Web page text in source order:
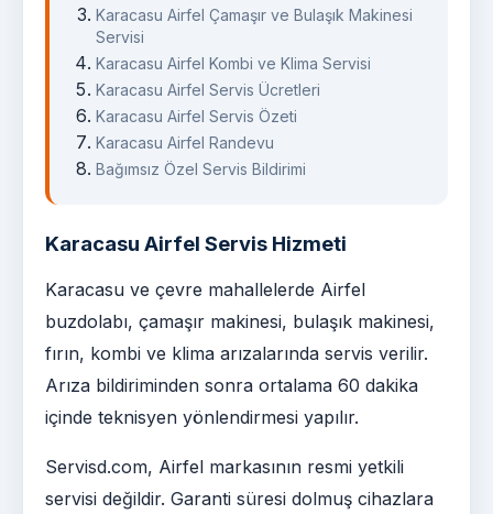
Karacasu Airfel Çamaşır ve Bulaşık Makinesi
Servisi
Karacasu Airfel Kombi ve Klima Servisi
Karacasu Airfel Servis Ücretleri
Karacasu Airfel Servis Özeti
Karacasu Airfel Randevu
Bağımsız Özel Servis Bildirimi
Karacasu Airfel Servis Hizmeti
Karacasu ve çevre mahallelerde Airfel
buzdolabı, çamaşır makinesi, bulaşık makinesi,
fırın, kombi ve klima arızalarında servis verilir.
Arıza bildiriminden sonra ortalama 60 dakika
içinde teknisyen yönlendirmesi yapılır.
Servisd.com, Airfel markasının resmi yetkili
servisi değildir. Garanti süresi dolmuş cihazlara